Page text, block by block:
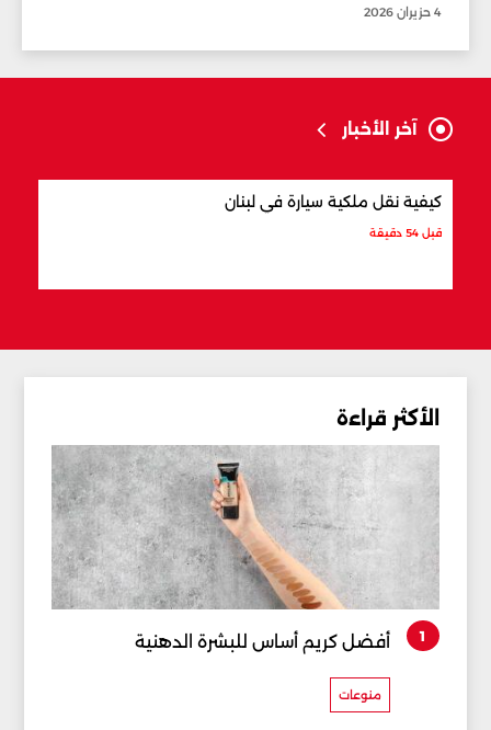
4 حزيران 2026
آخر الأخبار
كيفية نقل ملكية سيارة في لبنان
قبل 54 دقيقة
الأكثر قراءة
1 أفضل كريم أساس للبشرة الدهنية
منوعات